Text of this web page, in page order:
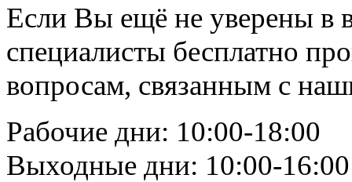
Если Вы ещё не уверены в
специалисты бесплатно
вопросам, связанным с
Рабочие дни: 10:00-18:00
Выходные дни: 10:00-16:00